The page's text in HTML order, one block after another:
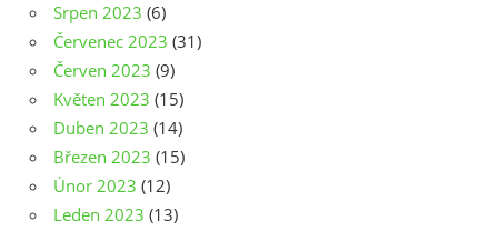
Srpen 2023 (6)
Červenec 2023 (31)
Červen 2023 (9)
Květen 2023 (15)
Duben 2023 (14)
Březen 2023 (15)
Únor 2023 (12)
Leden 2023 (13)